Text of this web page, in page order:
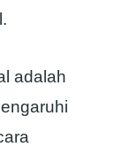
adalah